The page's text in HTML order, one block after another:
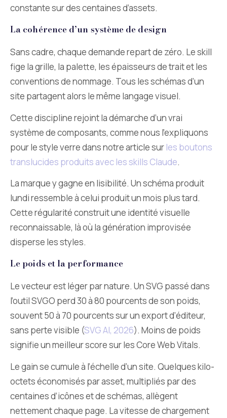
constante sur des centaines d’assets.
La cohérence d’un système de design
Sans cadre, chaque demande repart de zéro. Le skill
fige la grille, la palette, les épaisseurs de trait et les
conventions de nommage. Tous les schémas d’un
site partagent alors le même langage visuel.
Cette discipline rejoint la démarche d’un vrai
système de composants, comme nous l’expliquons
pour le style verre dans notre article sur les boutons
translucides produits avec les skills Claude.
La marque y gagne en lisibilité. Un schéma produit
lundi ressemble à celui produit un mois plus tard.
Cette régularité construit une identité visuelle
reconnaissable, là où la génération improvisée
disperse les styles.
Le poids et la performance
Le vecteur est léger par nature. Un SVG passé dans
l’outil SVGO perd 30 à 80 pourcents de son poids,
souvent 50 à 70 pourcents sur un export d’éditeur,
sans perte visible (SVG AI, 2026). Moins de poids
signifie un meilleur score sur les Core Web Vitals.
Le gain se cumule à l’échelle d’un site. Quelques kilo-
octets économisés par asset, multipliés par des
centaines d’icônes et de schémas, allègent
nettement chaque page. La vitesse de chargement